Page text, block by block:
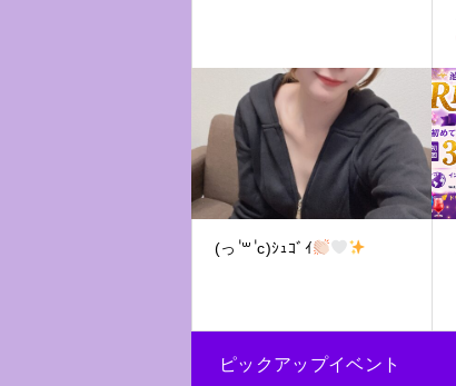
(っ ॑꒳ ॑c)ｼｭｺﾞｲ
ピックアップイベント